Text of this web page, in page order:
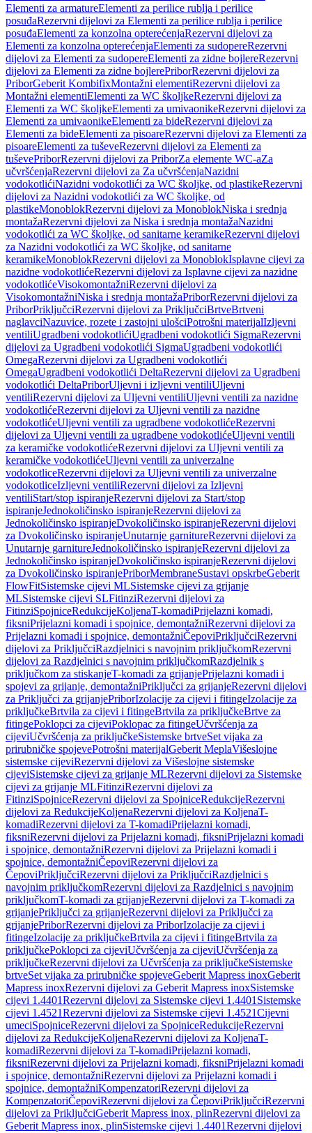
Elementi za armatureElementi za perilice rublja i perilice
posuđaRezervni dijelovi za Elementi za perilice rublja i perilice
posuđaElementi za konzolna opterećenjaRezervni dijelovi za
Elementi za konzolna opterećenjaElementi za sudopereRezervni
dijelovi za Elementi za sudopereElementi za zidne bojlereRezervni
dijelovi za Elementi za zidne bojlerePriborRezervni dijelovi za
PriborGeberit KombifixMontažni elementiRezervni dijelovi za
Montažni elementiElementi za WC školjkeRezervni dijelovi za
Elementi za WC školjkeElementi za umivaonikeRezervni dijelovi za
Elementi za umivaonikeElementi za bideRezervni dijelovi za
Elementi za bideElementi za pisoareRezervni dijelovi za Elementi za
pisoareElementi za tuševeRezervni dijelovi za Elementi za
tuševePriborRezervni dijelovi za PriborZa elemente WC-aZa
učvršćenjaRezervni dijelovi za Za učvršćenjaNazidni
vodokotlićiNazidni vodokotlići za WC školjke, od plastikeRezervni
dijelovi za Nazidni vodokotlići za WC školjke, od
plastikeMonoblokRezervni dijelovi za MonoblokNiska i srednja
montažaRezervni dijelovi za Niska i srednja montažaNazidni
vodokotlići za WC školjke, od sanitarne keramikeRezervni dijelovi
za Nazidni vodokotlići za WC školjke, od sanitarne
keramikeMonoblokRezervni dijelovi za MonoblokIsplavne cijevi za
nazidne vodokotlićeRezervni dijelovi za Isplavne cijevi za nazidne
vodokotlićeVisokomontažniRezervni dijelovi za
VisokomontažniNiska i srednja montažaPriborRezervni dijelovi za
PriborPriključciRezervni dijelovi za PriključciBrtveBrtveni
naglavciNazuvice, rozete i zastojni ulošciPotrošni materijalIzljevni
ventiliUgradbeni vodokotlićiUgradbeni vodokotlići SigmaRezervni
dijelovi za Ugradbeni vodokotlići SigmaUgradbeni vodokotlići
OmegaRezervni dijelovi za Ugradbeni vodokotlići
OmegaUgradbeni vodokotlići DeltaRezervni dijelovi za Ugradbeni
vodokotlići DeltaPriborUljevni i izljevni ventiliUljevni
ventiliRezervni dijelovi za Uljevni ventiliUljevni ventili za nazidne
vodokotlićeRezervni dijelovi za Uljevni ventili za nazidne
vodokotlićeUljevni ventili za ugradbene vodokotlićeRezervni
dijelovi za Uljevni ventili za ugradbene vodokotlićeUljevni ventili
za keramičke vodokotlićeRezervni dijelovi za Uljevni ventili za
keramičke vodokotlićeUljevni ventili za univerzalne
vodokotliceRezervni dijelovi za Uljevni ventili za univerzalne
vodokotliceIzljevni ventiliRezervni dijelovi za Izljevni
ventiliStart/stop ispiranjeRezervni dijelovi za Start/stop
ispiranjeJednokoličinsko ispiranjeRezervni dijelovi za
Jednokoličinsko ispiranjeDvokoličinsko ispiranjeRezervni dijelovi
za Dvokoličinsko ispiranjeUnutarnje garnitureRezervni dijelovi za
Unutarnje garnitureJednokoličinsko ispiranjeRezervni dijelovi za
Jednokoličinsko ispiranjeDvokoličinsko ispiranjeRezervni dijelovi
za Dvokoličinsko ispiranjePriborMembraneSustavi opskrbeGeberit
FlowFitSistemske cijevi MLSistemske cijevi za grijanje
MLSistemske cijevi SLFitinziRezervni dijelovi za
FitinziSpojniceRedukcijeKoljenaT-komadiPrijelazni komadi,
fiksniPrijelazni komadi i spojnice, demontažniRezervni dijelovi za
Prijelazni komadi i spojnice, demontažniČepoviPriključciRezervni
dijelovi za PriključciRazdjelnici s navojnim priključkomRezervni
dijelovi za Razdjelnici s navojnim priključkomRazdjelnik s
priključkom za stiskanjeT-komadi za grijanjePrijelazni komadi i
spojevi za grijanje, demontažniPriključci za grijanjeRezervni dijelovi
za Priključci za grijanjePriborIzolacije za cijevi i fitingeIzolacije za
priključkeBrtvila za cijevi i fitingeBrtvila za priključkeBrtve za
fitingePoklopci za cijeviPoklopac za fitingeUčvršćenja za
cijeviUčvršćenja za priključkeSistemske brtveSet vijaka za
prirubničke spojevePotrošni materijalGeberit MeplaVišeslojne
sistemske cijeviRezervni dijelovi za Višeslojne sistemske
cijeviSistemske cijevi za grijanje MLRezervni dijelovi za Sistemske
cijevi za grijanje MLFitinziRezervni dijelovi za
FitinziSpojniceRezervni dijelovi za SpojniceRedukcijeRezervni
dijelovi za RedukcijeKoljenaRezervni dijelovi za KoljenaT-
komadiRezervni dijelovi za T-komadiPrijelazni komadi,
fiksniRezervni dijelovi za Prijelazni komadi, fiksniPrijelazni komadi
i spojnice, demontažniRezervni dijelovi za Prijelazni komadi i
spojnice, demontažniČepoviRezervni dijelovi za
ČepoviPriključciRezervni dijelovi za PriključciRazdjelnici s
navojnim priključkomRezervni dijelovi za Razdjelnici s navojnim
priključkomT-komadi za grijanjeRezervni dijelovi za T-komadi za
grijanjePriključci za grijanjeRezervni dijelovi za Priključci za
grijanjePriborRezervni dijelovi za PriborIzolacije za cijevi i
fitingeIzolacije za priključkeBrtvila za cijevi i fitingeBrtvila za
priključkePoklopci za cijeviUčvršćenja za cijeviUčvršćenja za
priključkeRezervni dijelovi za Učvršćenja za priključkeSistemske
brtveSet vijaka za prirubničke spojeveGeberit Mapress inoxGeberit
Mapress inoxRezervni dijelovi za Geberit Mapress inoxSistemske
cijevi 1.4401Rezervni dijelovi za Sistemske cijevi 1.4401 Sistemske
cijevi 1.4521Rezervni dijelovi za Sistemske cijevi 1.4521Cijevni
umeciSpojniceRezervni dijelovi za SpojniceRedukcijeRezervni
dijelovi za RedukcijeKoljenaRezervni dijelovi za KoljenaT-
komadiRezervni dijelovi za T-komadiPrijelazni komadi,
fiksniRezervni dijelovi za Prijelazni komadi, fiksniPrijelazni komadi
i spojnice, demontažniRezervni dijelovi za Prijelazni komadi i
spojnice, demontažniKompenzatoriRezervni dijelovi za
KompenzatoriČepoviRezervni dijelovi za ČepoviPriključciRezervni
dijelovi za PriključciGeberit Mapress inox, plinRezervni dijelovi za
Geberit Mapress inox, plinSistemske cijevi 1.4401Rezervni dijelovi